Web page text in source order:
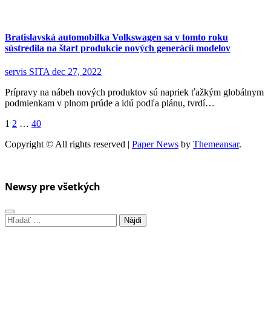
Bratislavská automobilka Volkswagen sa v tomto roku
sústredila na štart produkcie nových generácií modelov
servis SITA dec 27, 2022
Prípravy na nábeh nových produktov sú napriek ťažkým globálnym
podmienkam v plnom prúde a idú podľa plánu, tvrdí…
Stránkovanie
príspevkov
1 2 … 40
Copyright © All rights reserved | Paper News by Themeansar.
Newsy pre všetkých
Hľadať: